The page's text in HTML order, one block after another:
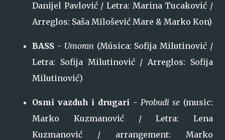
Danijel Pavlović / Letra: Marina Tucaković /
Arreglos: Saša Milošević Mare & Marko Kon)
BASS - Umoran (Música: Sofija Milutinović /
Letra: Sofija Milutinović / Arreglos: Sofija
Milutinović)
Osmi vazduh i drugari - Probudi se (music:
Marko Kuzmanović / Letra: Lena
Kuzmanović / arrangement: Marko